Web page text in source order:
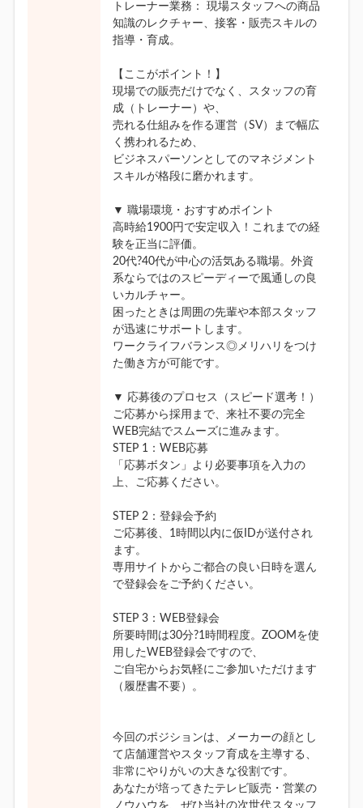
トレーナー業務： 現場スタッフへの商品
知識のレクチャー、接客・販売スキルの
指導・育成。
【ここがポイント！】
現場での販売だけでなく、スタッフの育
成（トレーナー）や、
売れる仕組みを作る運営（SV）まで幅広
く携われるため、
ビジネスパーソンとしてのマネジメント
スキルが格段に磨かれます。
▼ 職場環境・おすすめポイント
高時給1900円で安定収入！これまでの経
験を正当に評価。
20代?40代が中心の活気ある職場。外資
系ならではのスピーディーで風通しの良
いカルチャー。
困ったときは周囲の先輩や本部スタッフ
が迅速にサポートします。
ワークライフバランス◎メリハリをつけ
た働き方が可能です。
▼ 応募後のプロセス（スピード選考！）
ご応募から採用まで、来社不要の完全
WEB完結でスムーズに進みます。
STEP 1：WEB応募
「応募ボタン」より必要事項を入力の
上、ご応募ください。
STEP 2：登録会予約
ご応募後、1時間以内に仮IDが送付され
ます。
専用サイトからご都合の良い日時を選ん
で登録会をご予約ください。
STEP 3：WEB登録会
所要時間は30分?1時間程度。ZOOMを使
用したWEB登録会ですので、
ご自宅からお気軽にご参加いただけます
（履歴書不要）。
今回のポジションは、メーカーの顔とし
て店舗運営やスタッフ育成を主導する、
非常にやりがいの大きな役割です。
あなたが培ってきたテレビ販売・営業の
ノウハウを、ぜひ当社の次世代スタッフ